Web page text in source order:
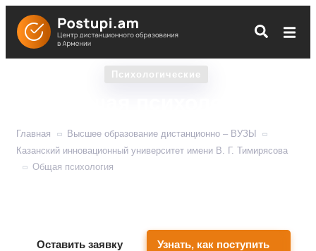
Психологические
Главная
Высшее образование дистанционно – ВУЗЫ
Казанский инновационный университет имени В. Г. Тимирясова
Общая психология
Оставить заявку Узнать, как поступить